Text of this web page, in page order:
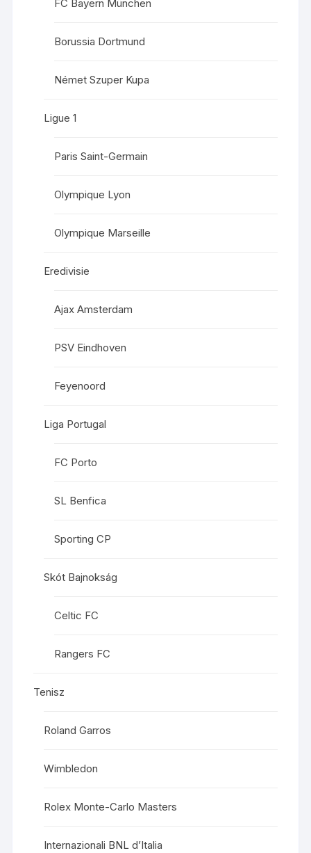
FC Bayern München
Borussia Dortmund
Német Szuper Kupa
Ligue 1
Paris Saint-Germain
Olympique Lyon
Olympique Marseille
Eredivisie
Ajax Amsterdam
PSV Eindhoven
Feyenoord
Liga Portugal
FC Porto
SL Benfica
Sporting CP
Skót Bajnokság
Celtic FC
Rangers FC
Tenisz
Roland Garros
Wimbledon
Rolex Monte-Carlo Masters
Internazionali BNL d’Italia